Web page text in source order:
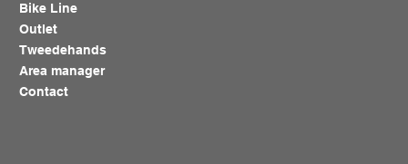
Bike Line
Outlet
Tweedehands
Area manager
Contact